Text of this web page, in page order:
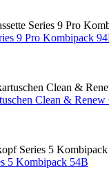
9 Pro Kombipack
Clean &
5 Kombipack 54B